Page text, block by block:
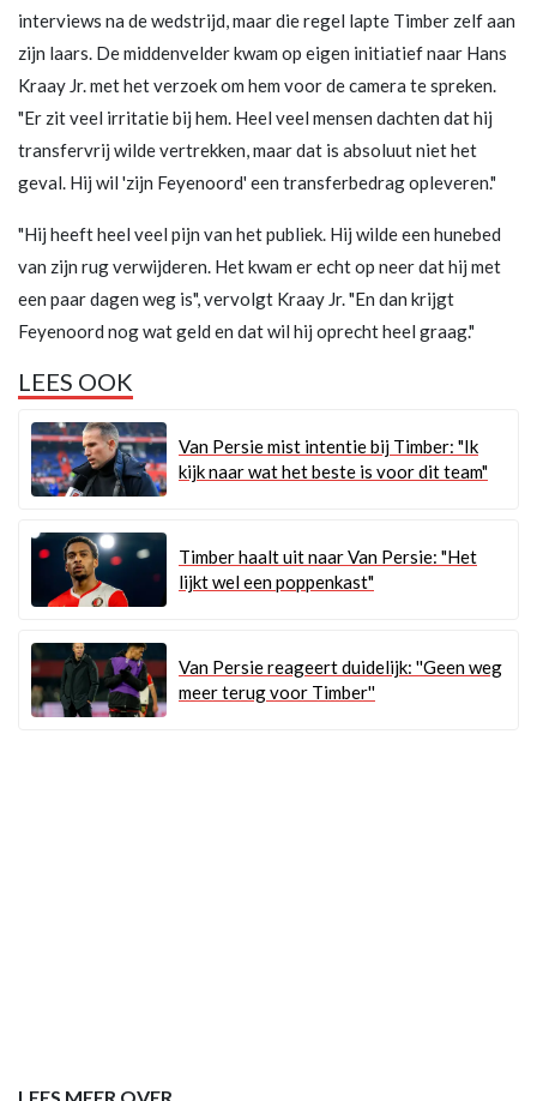
interviews na de wedstrijd, maar die regel lapte Timber zelf aan
zijn laars. De middenvelder kwam op eigen initiatief naar Hans
Kraay Jr. met het verzoek om hem voor de camera te spreken.
"Er zit veel irritatie bij hem. Heel veel mensen dachten dat hij
transfervrij wilde vertrekken, maar dat is absoluut niet het
geval. Hij wil 'zijn Feyenoord' een transferbedrag opleveren."
"Hij heeft heel veel pijn van het publiek. Hij wilde een hunebed
van zijn rug verwijderen. Het kwam er echt op neer dat hij met
een paar dagen weg is", vervolgt Kraay Jr. "En dan krijgt
Feyenoord nog wat geld en dat wil hij oprecht heel graag."
LEES OOK
Van Persie mist intentie bij Timber: "Ik
kijk naar wat het beste is voor dit team"
Timber haalt uit naar Van Persie: "Het
lijkt wel een poppenkast"
Van Persie reageert duidelijk: ''Geen weg
meer terug voor Timber''